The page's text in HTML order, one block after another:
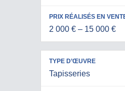
2 000 € – 15 000 €
Tapisseries